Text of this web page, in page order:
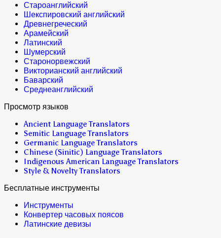
Староанглийский
Шекспировский английский
Древнегреческий
Арамейский
Латинский
Шумерский
Старонорвежский
Викторианский английский
Баварский
Среднеанглийский
Просмотр языков
Ancient Language Translators
Semitic Language Translators
Germanic Language Translators
Chinese (Sinitic) Language Translators
Indigenous American Language Translators
Style & Novelty Translators
Бесплатные инструменты
Инструменты
Конвертер часовых поясов
Латинские девизы